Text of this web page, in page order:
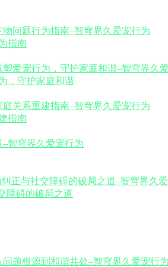
指南
，守护家庭和谐
指南
障碍的破局之道